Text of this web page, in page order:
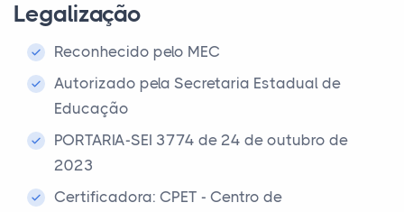
Legalização
Reconhecido pelo MEC
Autorizado pela Secretaria Estadual de
Educação
PORTARIA-SEI 3774 de 24 de outubro de
2023
Certificadora: CPET - Centro de